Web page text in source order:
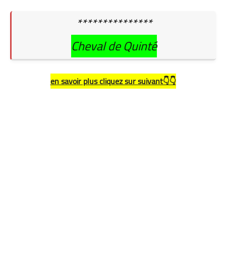
***************
Cheval de Quinté
en savoir plus cliquez sur suivant👇👇